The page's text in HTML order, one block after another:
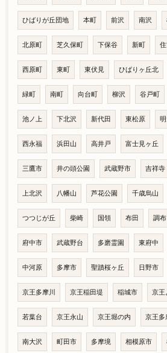
ひばりが丘団地 本町 前沢 南沢
北原町 芝久保町 下保谷 新町 住
西原町 東町 東伏見 ひばりヶ丘北
緑町 南町 向台町 柳沢 谷戸町
池ノ上 下北沢 新代田 東松原
西永福 浜田山 高井戸 富士見ヶ丘
三鷹市 井の頭公園 武蔵野市 吉祥寺
上北沢 八幡山 芦花公園 千歳烏山
つつじが丘 柴崎 国領 布田 調布
府中市 武蔵野台 多磨霊園 東府中
中河原 多摩市 聖蹟桜ヶ丘 日野市
京王多摩川 京王稲田堤 稲城市 京王
若葉台 京王永山 京王堀の内 京王多
南大沢 町田市 多摩境 相模原市